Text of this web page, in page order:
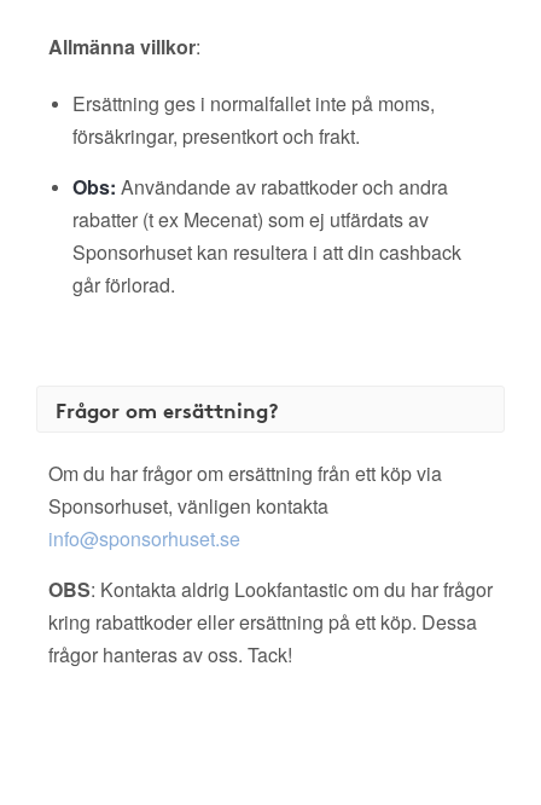
Allmänna villkor:
Ersättning ges i normalfallet inte på moms,
försäkringar, presentkort och frakt.
Obs: Användande av rabattkoder och andra
rabatter (t ex Mecenat) som ej utfärdats av
Sponsorhuset kan resultera i att din cashback
går förlorad.
Frågor om ersättning?
Om du har frågor om ersättning från ett köp via
Sponsorhuset, vänligen kontakta
info@sponsorhuset.se
OBS: Kontakta aldrig Lookfantastic om du har frågor
kring rabattkoder eller ersättning på ett köp. Dessa
frågor hanteras av oss. Tack!